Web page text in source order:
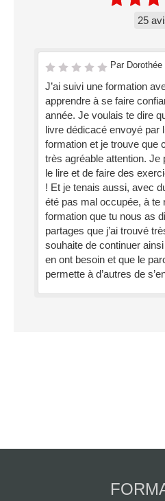
25
Par Dorothée
J’ai suivi une formation
apprendre à se faire
année. Je voulais te dire
livre dédicacé envoyé par
formation et je trouve que
très agréable attention. Je
le lire et de faire des
! Et je tenais aussi, avec
été pas mal occupée, à te
formation que tu nous as
partages que j’ai trouvé
souhaite de continuer
en ont besoin et que le
permette à d’autres de